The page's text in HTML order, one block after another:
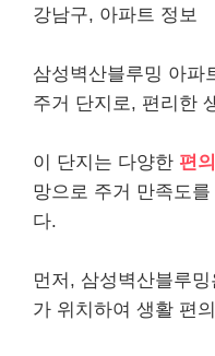
강남구, 아파트 정보
삼성벽산블루밍 아파
주거 단지로, 편리한
이 단지는 다양한 편
망으로 주거 만족도
다.
먼저, 삼성벽산블루밍
가 위치하여 생활 편